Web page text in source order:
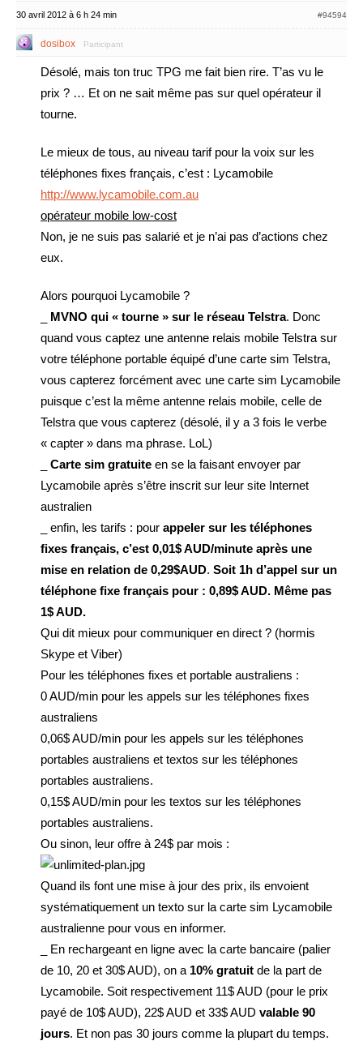
30 avril 2012 à 6 h 24 min #94594
dosibox Participant
Désolé, mais ton truc TPG me fait bien rire. T’as vu le
prix ? … Et on ne sait même pas sur quel opérateur il
tourne.
Le mieux de tous, au niveau tarif pour la voix sur les
téléphones fixes français, c’est : Lycamobile
http://www.lycamobile.com.au
opérateur mobile low-cost
Non, je ne suis pas salarié et je n’ai pas d’actions chez
eux.
Alors pourquoi Lycamobile ?
MVNO qui « tourne » sur le réseau Telstra. Donc
quand vous captez une antenne relais mobile Telstra sur
votre téléphone portable équipé d’une carte sim Telstra,
vous capterez forcément avec une carte sim Lycamobile
puisque c’est la même antenne relais mobile, celle de
Telstra que vous capterez (désolé, il y a 3 fois le verbe
« capter » dans ma phrase. LoL)
Carte sim gratuite en se la faisant envoyer par
Lycamobile après s’être inscrit sur leur site Internet
australien
_ enfin, les tarifs : pour appeler sur les téléphones
fixes français, c’est 0,01$ AUD/minute après une
mise en relation de 0,29$AUD. Soit 1h d’appel sur un
téléphone fixe français pour : 0,89$ AUD. Même pas
1$ AUD.
Qui dit mieux pour communiquer en direct ? (hormis
Skype et Viber)
Pour les téléphones fixes et portable australiens :
0 AUD/min pour les appels sur les téléphones fixes
australiens
0,06$ AUD/min pour les appels sur les téléphones
portables australiens et textos sur les téléphones
portables australiens.
0,15$ AUD/min pour les textos sur les téléphones
portables australiens.
Ou sinon, leur offre à 24$ par mois :
Quand ils font une mise à jour des prix, ils envoient
systématiquement un texto sur la carte sim Lycamobile
australienne pour vous en informer.
_ En rechargeant en ligne avec la carte bancaire (palier
de 10, 20 et 30$ AUD), on a 10% gratuit de la part de
Lycamobile. Soit respectivement 11$ AUD (pour le prix
payé de 10$ AUD), 22$ AUD et 33$ AUD valable 90
jours. Et non pas 30 jours comme la plupart du temps.